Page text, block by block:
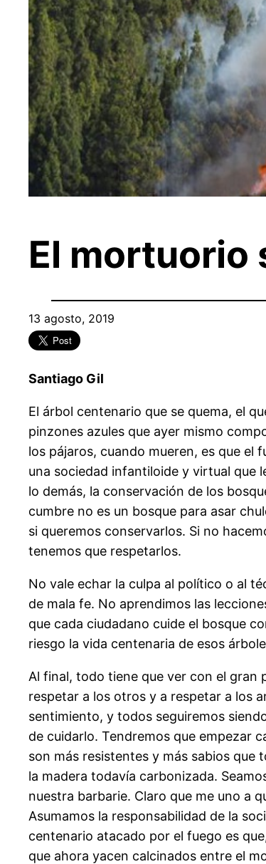
El mortuorio
13 agosto, 2019
Santiago Gil
El árbol centenario que se quema, el
pinzones azules que ayer mismo
los pájaros, cuando mueren, es que el
una sociedad infantiloide y virtual que
lo demás, la conservación de los
cumbre no es un bosque para asar
si queremos conservarlos. Si no
tenemos que respetarlos.
No vale echar la culpa al político o al
de mala fe. No aprendimos las
que cada ciudadano cuide el bosque
riesgo la vida centenaria de esos
Al final, todo tiene que ver con el gran
respetar a los otros y a respetar a los
sentimiento, y todos seguiremos
de cuidarlo. Tendremos que empezar
son más resistentes y más sabios
la madera todavía carbonizada.
nuestra barbarie. Claro que me uno a
Asumamos la responsabilidad de la
centenario atacado por el fuego es
que ahora yacen calcinados entre el